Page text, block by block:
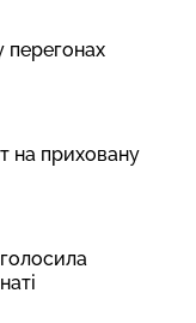
перегонах
на приховану